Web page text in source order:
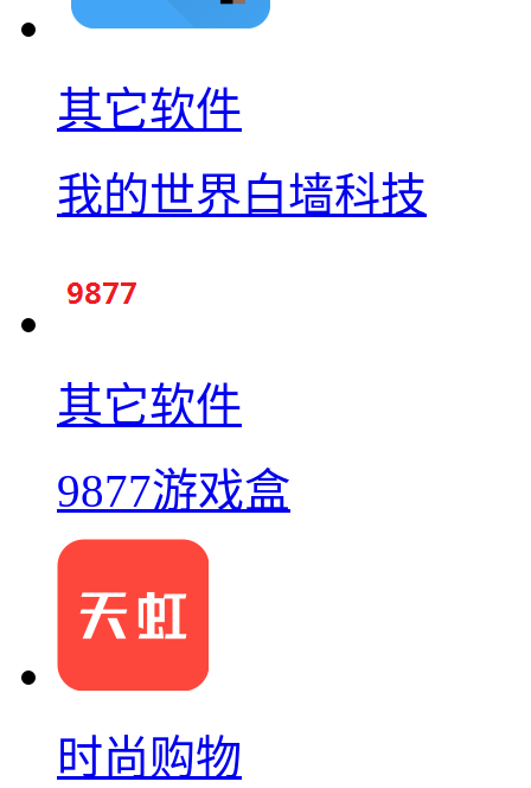
其它软件
我的世界白墙科技
其它软件
9877游戏盒
时尚购物